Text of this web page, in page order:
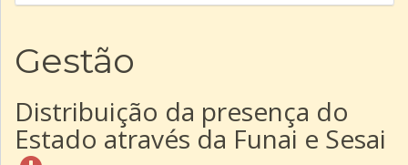
Gestão
Distribuição da presença do
Estado através da Funai e Sesai